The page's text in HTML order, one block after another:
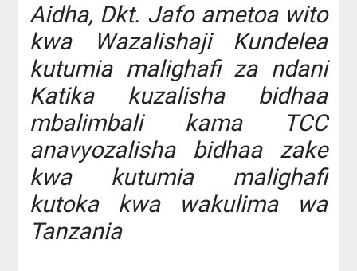
Aidha, Dkt. Jafo ametoa wito
kwa Wazalishaji Kundelea
kutumia malighafi za ndani
Katika kuzalisha bidhaa
mbalimbali kama TCC
anavyozalisha bidhaa zake
kwa kutumia malighafi
kutoka kwa wakulima wa
Tanzania